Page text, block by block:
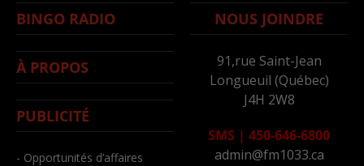
BINGO RADIO
À PROPOS
PUBLICITÉ
- Opportunités d’affaires
NOUS JOINDRE
91,rue Saint-Jean
Longueuil (Québec)
J4H 2W8
SMS | 450-646-6800
admin@fm1033.ca